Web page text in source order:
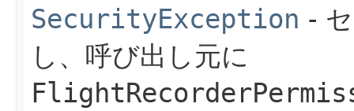
SecurityException -
し、呼び出し元に